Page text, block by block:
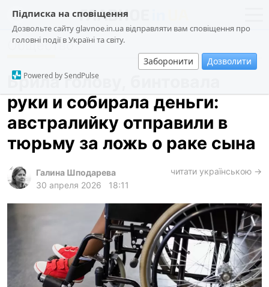
Підписка на сповіщення
Дозвольте сайту glavnoe.in.ua відправляти вам сповіщення про
головні події в Україні та світу.
Заборонити Дозволити
Powered by SendPulse
новости
о проекте
общество
происшествия
криминал
техно
харьков
архив
gambling
Общество
Брила голову, бинтовала
руки и собирала деньги:
австралийку отправили в
тюрьму за ложь о раке сына
Галина Шподарева
30 апреля 2026
18:11
читати українською →